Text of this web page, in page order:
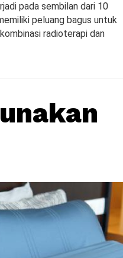
pada sembilan dari 10
peluang bagus untuk
radioterapi dan